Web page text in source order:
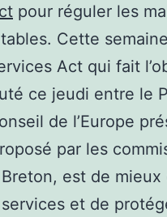
pour réguler les
Cette
Act qui fait
ce jeudi entre le
de l’Europe
par les
est de
et de